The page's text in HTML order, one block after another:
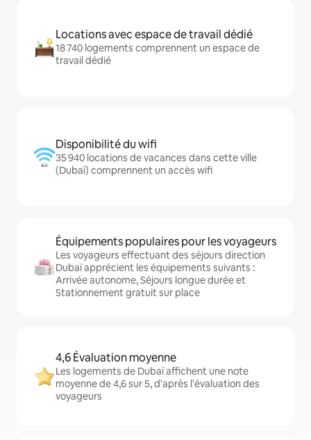
Locations avec espace de travail dédié
18 740 logements comprennent un espace de
travail dédié
Disponibilité du wifi
35 940 locations de vacances dans cette ville
(Dubaï) comprennent un accès wifi
Équipements populaires pour les voyageurs
Les voyageurs effectuant des séjours direction
Dubaï apprécient les équipements suivants :
Arrivée autonome, Séjours longue durée et
Stationnement gratuit sur place
4,6 Évaluation moyenne
Les logements de Dubaï affichent une note
moyenne de 4,6 sur 5, d'après l'évaluation des
voyageurs